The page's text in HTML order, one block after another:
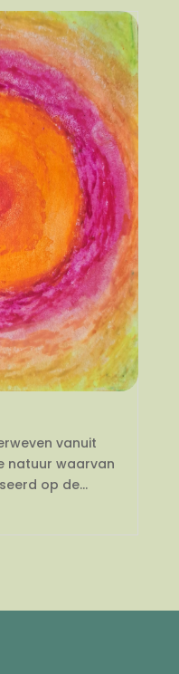
vanuit
natuur waarvan
op de...